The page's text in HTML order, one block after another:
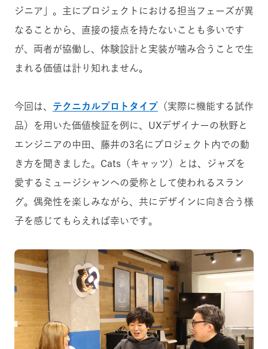
ジニア」。主にプロジェクトにおける担当フェーズが異
なることから、直接の接点を持たないことも多いです
が、両者が協働し、体験設計と実装が噛み合うことで生
まれる価値は計り知れません。
今回は、 テクニカルプロトタイプ （実際に機能する試作
品）を用いた価値検証を例に、UXデザイナーの秋野と
エンジニアの中田、藤井の3名にプロジェクト内での動
き方を聞きました。Cats（キャッツ）とは、ジャズを
愛するミュージシャンへの愛称として使われるスラン
グ。偶発性を楽しみながら、共にデザインに向き合う様
子を感じてもらえれば幸いです。